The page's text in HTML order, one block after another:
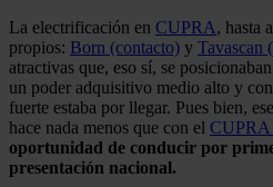
La electrificación en CUPRA, hasta
propios: Born (contacto) y Tavascan
atractivas que, eso sí, se
un poder adquisitivo medio alto y
fuerte estaba por llegar. Pues bien,
hace nada menos que con el CUPRA
oportunidad de conducir por
presentación nacional.